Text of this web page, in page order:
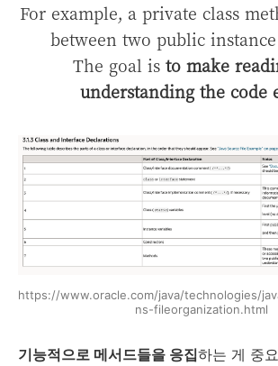
For example, a private class
between two public
The goal is to make
understanding the code
https://www.oracle.com/java/technologies/
ns-fileorganization.html
기능적으로 메서드들을 응집하는 게 중